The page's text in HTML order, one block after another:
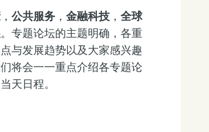
，公共服务 ，金融科技 ，全球
。专题论坛的主题明确，各重
与发展趋势以及大家感兴趣
将会一一重点介绍各专题论
天日程。